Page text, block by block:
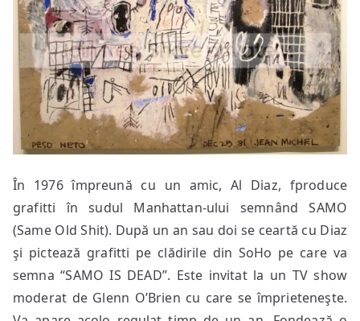
În 1976 împreună cu un amic, Al Diaz, fproduce
grafitti în sudul Manhattan-ului semnând SAMO
(Same Old Shit). După un an sau doi se ceartă cu Diaz
şi pictează grafitti pe clădirile din SoHo pe care va
semna “SAMO IS DEAD”. Este invitat la un TV show
moderat de Glenn O’Brien cu care se împrieteneşte.